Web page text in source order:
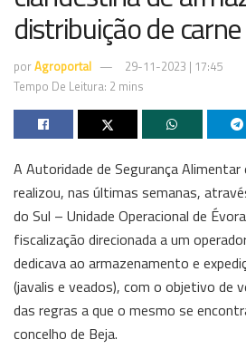
distribuição de
porAgroportal
29-11-2023 | 17:45
Tempo De Leitura: 2 mins
A Autoridade de Segurança Alimentar
realizou, nas últimas semanas,
do Sul – Unidade Operacional de
fiscalização direcionada a um
dedicava ao armazenamento e
(javalis e veados), com o objetivo de
das regras a que o mesmo se
concelho de Beja.